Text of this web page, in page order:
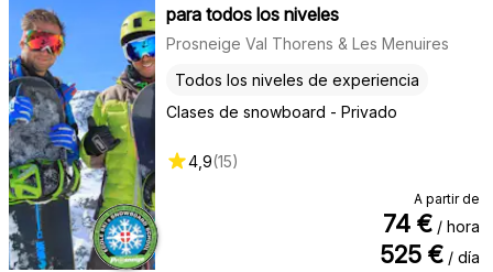
para todos los niveles
Prosneige Val Thorens & Les Menuires
Clases de snowboard - Privado
Todos los niveles de experiencia
4,9(15)
A partir de
74 € / hora
525 € / día